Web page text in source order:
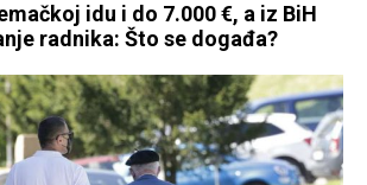
idu i do 7.000 €, a iz BiH
radnika: Što se događa?